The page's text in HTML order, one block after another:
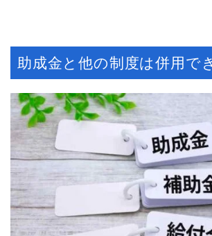
助成金と他の制度は併用で